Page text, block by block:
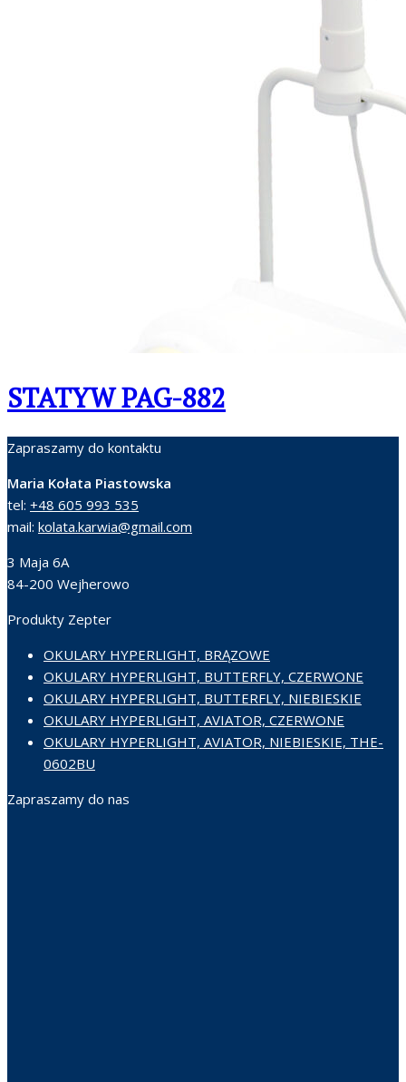
STATYW PAG-882
Zapraszamy do kontaktu
Maria Kołata Piastowska
tel: +48 605 993 535
mail: kolata.karwia@gmail.com
3 Maja 6A
84-200 Wejherowo
Produkty Zepter
OKULARY HYPERLIGHT, BRĄZOWE
OKULARY HYPERLIGHT, BUTTERFLY, CZERWONE
OKULARY HYPERLIGHT, BUTTERFLY, NIEBIESKIE
OKULARY HYPERLIGHT, AVIATOR, CZERWONE
OKULARY HYPERLIGHT, AVIATOR, NIEBIESKIE, THE-
0602BU
Zapraszamy do nas